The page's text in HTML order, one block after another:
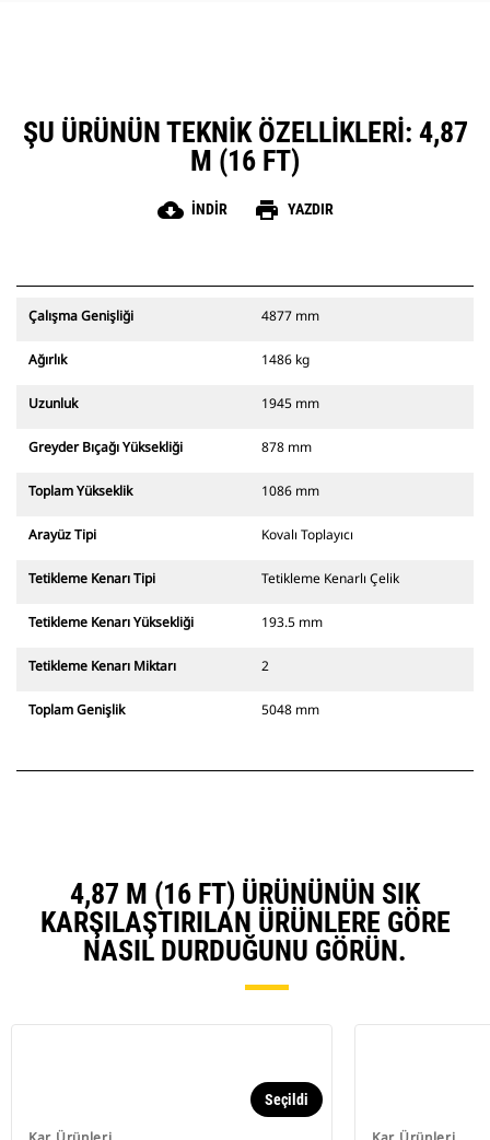
ŞU ÜRÜNÜN TEKNIK ÖZELLIKLERI: 4,87
M (16 FT)
cloud_download İNDIR print YAZDIR
Çalışma Genişliği 4877 mm
Ağırlık 1486 kg
Uzunluk 1945 mm
Greyder Bıçağı Yüksekliği 878 mm
Toplam Yükseklik 1086 mm
Arayüz Tipi Kovalı Toplayıcı
Tetikleme Kenarı Tipi Tetikleme Kenarlı Çelik
Tetikleme Kenarı Yüksekliği 193.5 mm
Tetikleme Kenarı Miktarı 2
Toplam Genişlik 5048 mm
4,87 M (16 FT) ÜRÜNÜNÜN SIK
KARŞILAŞTIRILAN ÜRÜNLERE GÖRE
NASIL DURDUĞUNU GÖRÜN.
Seçildi